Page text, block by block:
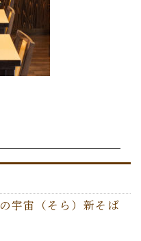
宇宙（そら）新そば